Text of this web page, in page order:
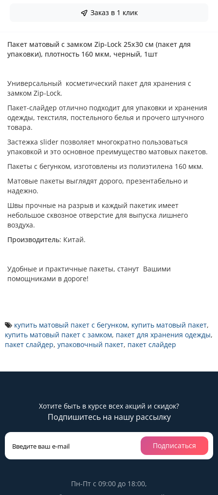
Заказ в 1 клик
Пакет матовый с замком Zip-Lock 25х30 см (пакет для
упаковки), плотность 160 мкм, черный, 1шт
Универсальный косметический пакет для хранения с
замком Zip-Lock.
Пакет-слайдер отлично подходит для упаковки и хранения
одежды, текстиля, постельного белья и прочего штучного
товара.
Застежка slider позволяет многократно пользоваться
упаковкой и это основное преимущество матовых пакетов.
Пакеты с бегунком, изготовлены из полиэтилена 160 мкм.
Матовые пакеты выглядят дорого, презентабельно и
надежно.
Швы прочные на разрыв и каждый пакетик имеет
небольшое сквозное отверстие для выпуска лишнего
воздуха.
Производитель: Китай.
Удобные и практичные пакеты, станут Вашими
помощниками в дороге!
купить матовый пакет с бегунком, купить матовый пакет,
купить матовый пакет с замком, пакет для хранения одежды,
пакет слайдер, упаковочный пакет, пакет слайдер
Хотите быть в курсе всех акций и скидок?
Подпишитесь на нашу рассылку
Подписаться
Пн-Пт с 09:00 до 18:00,